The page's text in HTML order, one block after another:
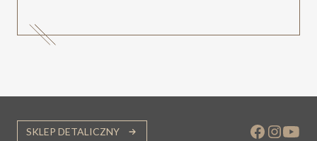
SKLEP DETALICZNY